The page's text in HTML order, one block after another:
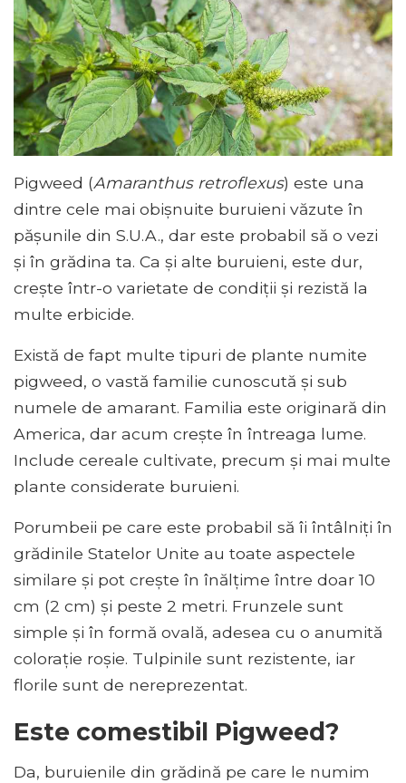
Pigweed (Amaranthus retroflexus) este una
dintre cele mai obișnuite buruieni văzute în
pășunile din S.U.A., dar este probabil să o vezi
și în grădina ta. Ca și alte buruieni, este dur,
crește într-o varietate de condiții și rezistă la
multe erbicide.
Există de fapt multe tipuri de plante numite
pigweed, o vastă familie cunoscută și sub
numele de amarant. Familia este originară din
America, dar acum crește în întreaga lume.
Include cereale cultivate, precum și mai multe
plante considerate buruieni.
Porumbeii pe care este probabil să îi întâlniți în
grădinile Statelor Unite au toate aspectele
similare și pot crește în înălțime între doar 10
cm (2 cm) și peste 2 metri. Frunzele sunt
simple și în formă ovală, adesea cu o anumită
colorație roșie. Tulpinile sunt rezistente, iar
florile sunt de nereprezentat.
Este comestibil Pigweed?
Da, buruienile din grădină pe care le numim